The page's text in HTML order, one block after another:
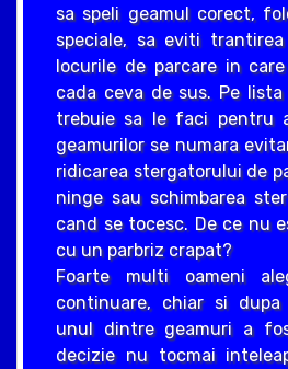
sa speli geamul corect,
speciale, sa eviti
locurile de parcare in
cada ceva de sus. Pe
trebuie sa le faci pentru
geamurilor se numara
ridicarea stergatorului de
ninge sau schimbarea
cand se tocesc. De ce nu
cu un parbriz crapat?
Foarte multi oameni
continuare, chiar si
unul dintre geamuri a
decizie nu tocmai